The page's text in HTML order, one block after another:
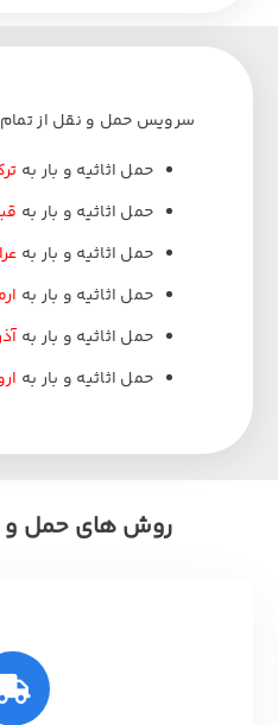
سرویس حمل و نقل از تمام
حمل اثاثیه و بار به
حمل اثاثیه و بار به
حمل اثاثیه و بار به
حمل اثاثیه و بار به
حمل اثاثیه و بار به
حمل اثاثیه و بار به
روش های حمل و